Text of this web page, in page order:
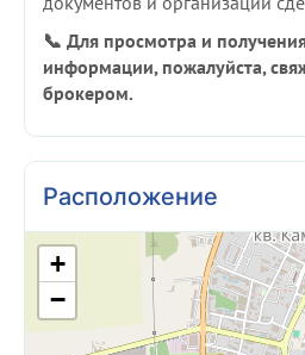
📞 Для просмотра и
информации, пожалуйста,
брокером.
Расположение
+
−